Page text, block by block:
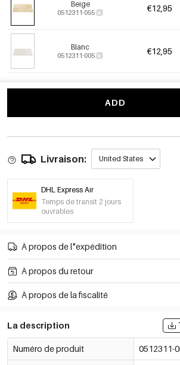
Beige
0512311-055 €12,95
Blanc
0512311-005 €12,95
ADD
Livraison: United States
DHL Express Air
Temps de transit 2 jours
ouvrables
À propos de l"expédition
À propos du retour
À propos de la fiscalité
La description
Numéro de produit 0512311-